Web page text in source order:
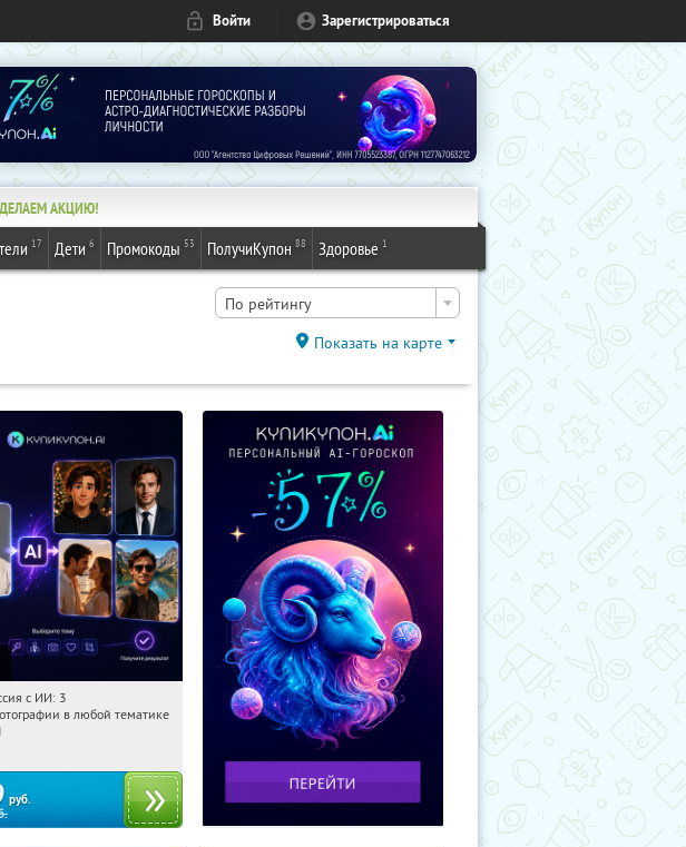
Войти Зарегистрироваться
АКЦИЮ!
17 Дети 6 Промокоды 53 ПолучиКупон 88 Здоровье 1
По рейтингу
Показать на карте
с ИИ: 3
в любой тематике
руб.